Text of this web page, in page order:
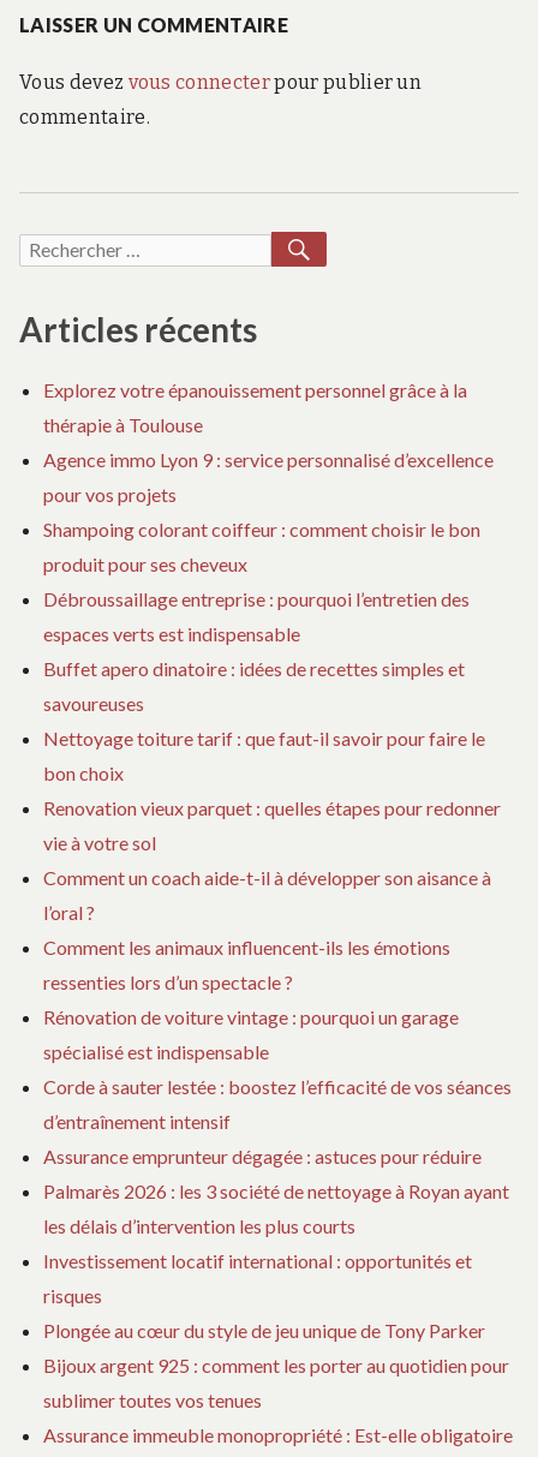
LAISSER UN COMMENTAIRE
Vous devez vous connecterpour publier un
commentaire.
Recherche
Articles récents
Explorez votre épanouissement personnel grâce à la
thérapie à Toulouse
Agence immo Lyon 9 : service personnalisé d’excellence
pour vos projets
Shampoing colorant coiffeur : comment choisir le bon
produit pour ses cheveux
Débroussaillage entreprise : pourquoi l’entretien des
espaces verts est indispensable
Buffet apero dinatoire : idées de recettes simples et
savoureuses
Nettoyage toiture tarif : que faut-il savoir pour faire le
bon choix
Renovation vieux parquet : quelles étapes pour redonner
vie à votre sol
Comment un coach aide-t-il à développer son aisance à
l’oral ?
Comment les animaux influencent-ils les émotions
ressenties lors d’un spectacle ?
Rénovation de voiture vintage : pourquoi un garage
spécialisé est indispensable
Corde à sauter lestée : boostez l’efficacité de vos séances
d’entraînement intensif
Assurance emprunteur dégagée : astuces pour réduire
Palmarès 2026 : les 3 société de nettoyage à Royan ayant
les délais d’intervention les plus courts
Investissement locatif international : opportunités et
risques
Plongée au cœur du style de jeu unique de Tony Parker
Bijoux argent 925 : comment les porter au quotidien pour
sublimer toutes vos tenues
Assurance immeuble monopropriété : Est-elle obligatoire